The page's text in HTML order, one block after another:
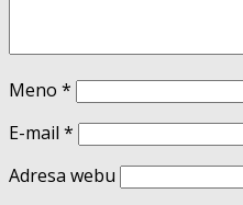
Meno *
E-mail *
Adresa webu